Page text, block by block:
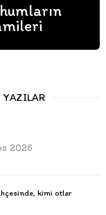
YAZILAR
2026
kimi otlar